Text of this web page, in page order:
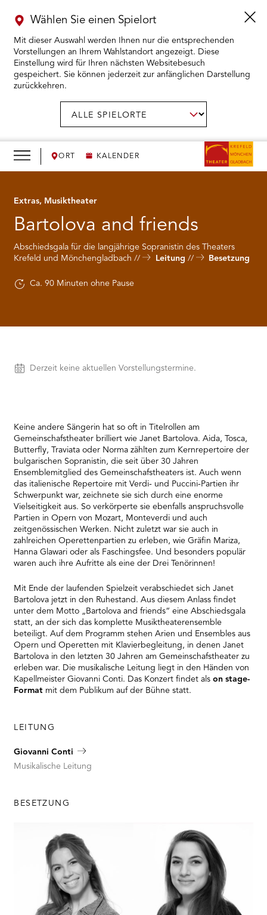
ORT KALENDER
Wählen Sie einen Spielort
Mit dieser Auswahl werden Ihnen nur die entsprechenden
Vorstellungen an Ihrem Wahlstandort angezeigt. Diese
Einstellung wird für Ihren nächsten Websitebesuch
gespeichert. Sie können jederzeit zur anfänglichen Darstellung
zurückkehren.
KARTENKAUF ÖFFNEN
WIR ÖFFNEN
DAS THEATER ÖFFNEN
THEATERPÄDAGOGIK ÖFFNEN
Extras, Musiktheater
Bartolova and friends
Abschiedsgala für die langjährige Sopranistin des Theaters
Krefeld und Mönchengladbach
Leitung Besetzung
Ca. 90 Minuten ohne Pause
Vorstellungen
Derzeit keine aktuellen Vorstellungstermine.
Keine andere Sängerin hat so oft in Titelrollen am
Gemeinschafstheater brilliert wie Janet Bartolova. Aida, Tosca,
Butterfly, Traviata oder Norma zählten zum Kernrepertoire der
bulgarischen Sopranistin, die seit über 30 Jahren
Ensemblemitglied des Gemeinschafstheaters ist. Auch wenn
das italienische Repertoire mit Verdi- und Puccini-Partien ihr
Schwerpunkt war, zeichnete sie sich durch eine enorme
Vielseitigkeit aus. So verkörperte sie ebenfalls anspruchsvolle
Partien in Opern von Mozart, Monteverdi und auch
zeitgenössischen Werken. Nicht zuletzt war sie auch in
zahlreichen Operettenpartien zu erleben, wie Gräfin Mariza,
Hanna Glawari oder als Faschingsfee. Und besonders populär
waren auch ihre Aufritte als eine der Drei Tenörinnen!
Mit Ende der laufenden Spielzeit verabschiedet sich Janet
Bartolova jetzt in den Ruhestand. Aus diesem Anlass findet
unter dem Motto „Bartolova and friends“ eine Abschiedsgala
statt, an der sich das komplette Musiktheaterensemble
beteiligt. Auf dem Programm stehen Arien und Ensembles aus
Opern und Operetten mit Klavierbegleitung, in denen Janet
Bartolova in den letzten 30 Jahren am Gemeinschafstheater zu
erleben war. Die musikalische Leitung liegt in den Händen von
Kapellmeister Giovanni Conti. Das Konzert findet alson stage-
Format mit dem Publikum auf der Bühne statt.
LEITUNG
Giovanni Conti
Musikalische Leitung
BESETZUNG